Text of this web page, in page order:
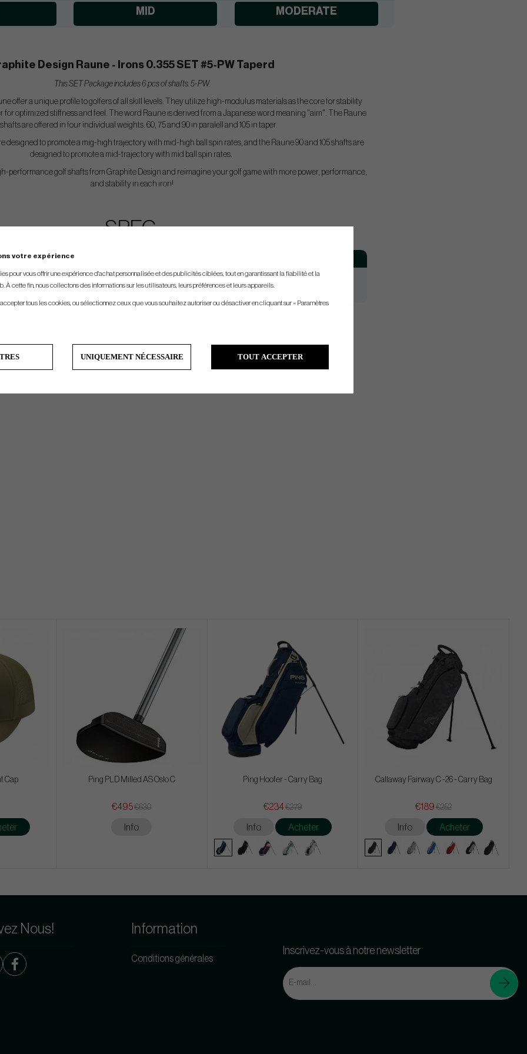
MID MODERATE
Design Raune - Irons 0.355 SET #5-PW Taperd
This SET Package includes 6 pcs of shafts. 5-PW.
offer a unique profile to golfers of all skill levels. They utilize high-modulus materials as the core for stability
for optimized stiffness and feel. The word Raune is derived from a Japanese word meaning "aim". The Raune
are offered in four individual weights. 60, 75 and 90 in paralell and 105 in taper.
designed to promote a mig-high trajectory with mid-high ball spin rates, and the Raune 90 and 105 shafts are
designed to promote a mid-trajectory with mid ball spin rates.
performance golf shafts from Graphite Design and reimagine your golf game with more power, performance,
and stability in each iron!
SPEC.
Flex
Stiff Taperd 0,355" 112gr Mid Mid
Cap Ping PLD Milled AS Oslo C
€495 €630
Info
Ping Hoofer - Carry Bag
€234€279
Info Acheter
Callaway Fairway C -26 - Carry Bag
€189 €252
Info Acheter
Nous! Information
Conditions générales
Inscrivez-vous à notre newsletter
votre expérience
pour vous offrir une expérience d'achat personnalisée et des publicités ciblées, tout en garantissant la fiabilité et la
À cette fin, nous collectons des informations sur les utilisateurs, leurs préférences et leurs appareils.
tous les cookies, ou sélectionnez ceux que vous souhaitez autoriser ou désactiver en cliquant sur « Paramètres
UNIQUEMENT NÉCESSAIRE TOUT ACCEPTER